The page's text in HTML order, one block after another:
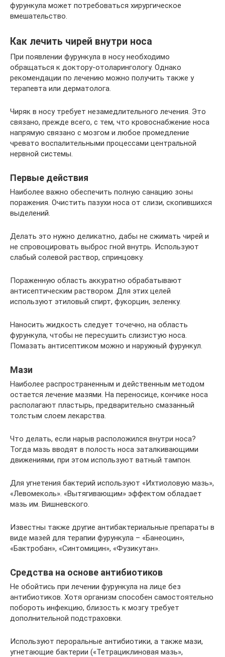
фурункула может потребоваться хирургическое
вмешательство.
Как лечить чирей внутри носа
При появлении фурункула в носу необходимо
обращаться к доктору-отоларингологу. Однако
рекомендации по лечению можно получить также у
терапевта или дерматолога.
Чиряк в носу требует незамедлительного лечения. Это
связано, прежде всего, с тем, что кровоснабжение носа
напрямую связано с мозгом и любое промедление
чревато воспалительными процессами центральной
нервной системы.
Первые действия
Наиболее важно обеспечить полную санацию зоны
поражения. Очистить пазухи носа от слизи, скопившихся
выделений.
Делать это нужно деликатно, дабы не сжимать чирей и
не спровоцировать выброс гной внутрь. Используют
слабый солевой раствор, спринцовку.
Пораженную область аккуратно обрабатывают
антисептическим раствором. Для этих целей
используют этиловый спирт, фукорцин, зеленку.
Наносить жидкость следует точечно, на область
фурункула, чтобы не пересушить слизистую носа.
Помазать антисептиком можно и наружный фурункул.
Мази
Наиболее распространенным и действенным методом
остается лечение мазями. На переносице, кончике носа
располагают пластырь, предварительно смазанный
толстым слоем лекарства.
Что делать, если нарыв расположился внутри носа?
Тогда мазь вводят в полость носа заталкивающими
движениями, при этом используют ватный тампон.
Для угнетения бактерий используют «Ихтиоловую мазь»,
«Левомеколь». «Вытягивающим» эффектом обладает
мазь им. Вишневского.
Известны также другие антибактериальные препараты в
виде мазей для терапии фурункула – «Банеоцин»,
«Бактробан», «Синтомицин», «Фузикутан».
Средства на основе антибиотиков
Не обойтись при лечении фурункула на лице без
антибиотиков. Хотя организм способен самостоятельно
побороть инфекцию, близость к мозгу требует
дополнительной подстраховки.
Используют пероральные антибиотики, а также мази,
угнетающие бактерии («Тетрациклиновая мазь»,